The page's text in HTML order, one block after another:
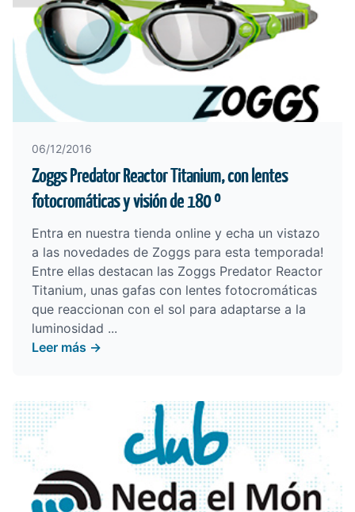
06/12/2016
Zoggs Predator Reactor Titanium, con lentes
fotocromáticas y visión de 180 º
Entra en nuestra tienda online y echa un vistazo
a las novedades de Zoggs para esta temporada!
Entre ellas destacan las Zoggs Predator Reactor
Titanium, unas gafas con lentes fotocromáticas
que reaccionan con el sol para adaptarse a la
luminosidad ...
Leer más →